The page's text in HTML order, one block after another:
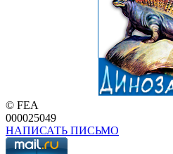
© FEA
000025049
НАПИСАТЬ ПИСЬМО